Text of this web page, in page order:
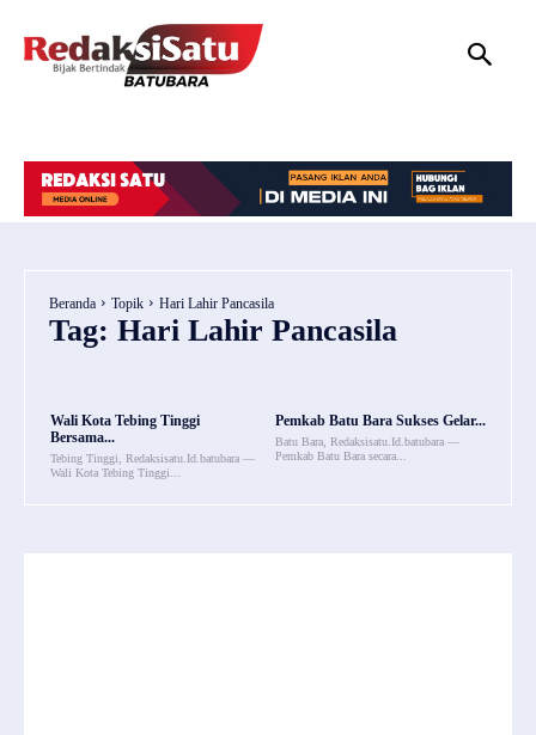
Beranda Topik Hari Lahir Pancasila
Tag: Hari Lahir Pancasila
Wali Kota Tebing Tinggi
Bersama...
Tebing Tinggi, Redaksisatu.Id.batubara —
Wali Kota Tebing Tinggi...
Pemkab Batu Bara Sukses Gelar...
Batu Bara, Redaksisatu.Id.batubara —
Pemkab Batu Bara secara...